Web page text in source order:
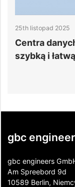
20th listopad 2025
Systemy
kluczowe
gbc
gbc engineers
Am Spreebord 9d
10589 Berlin,